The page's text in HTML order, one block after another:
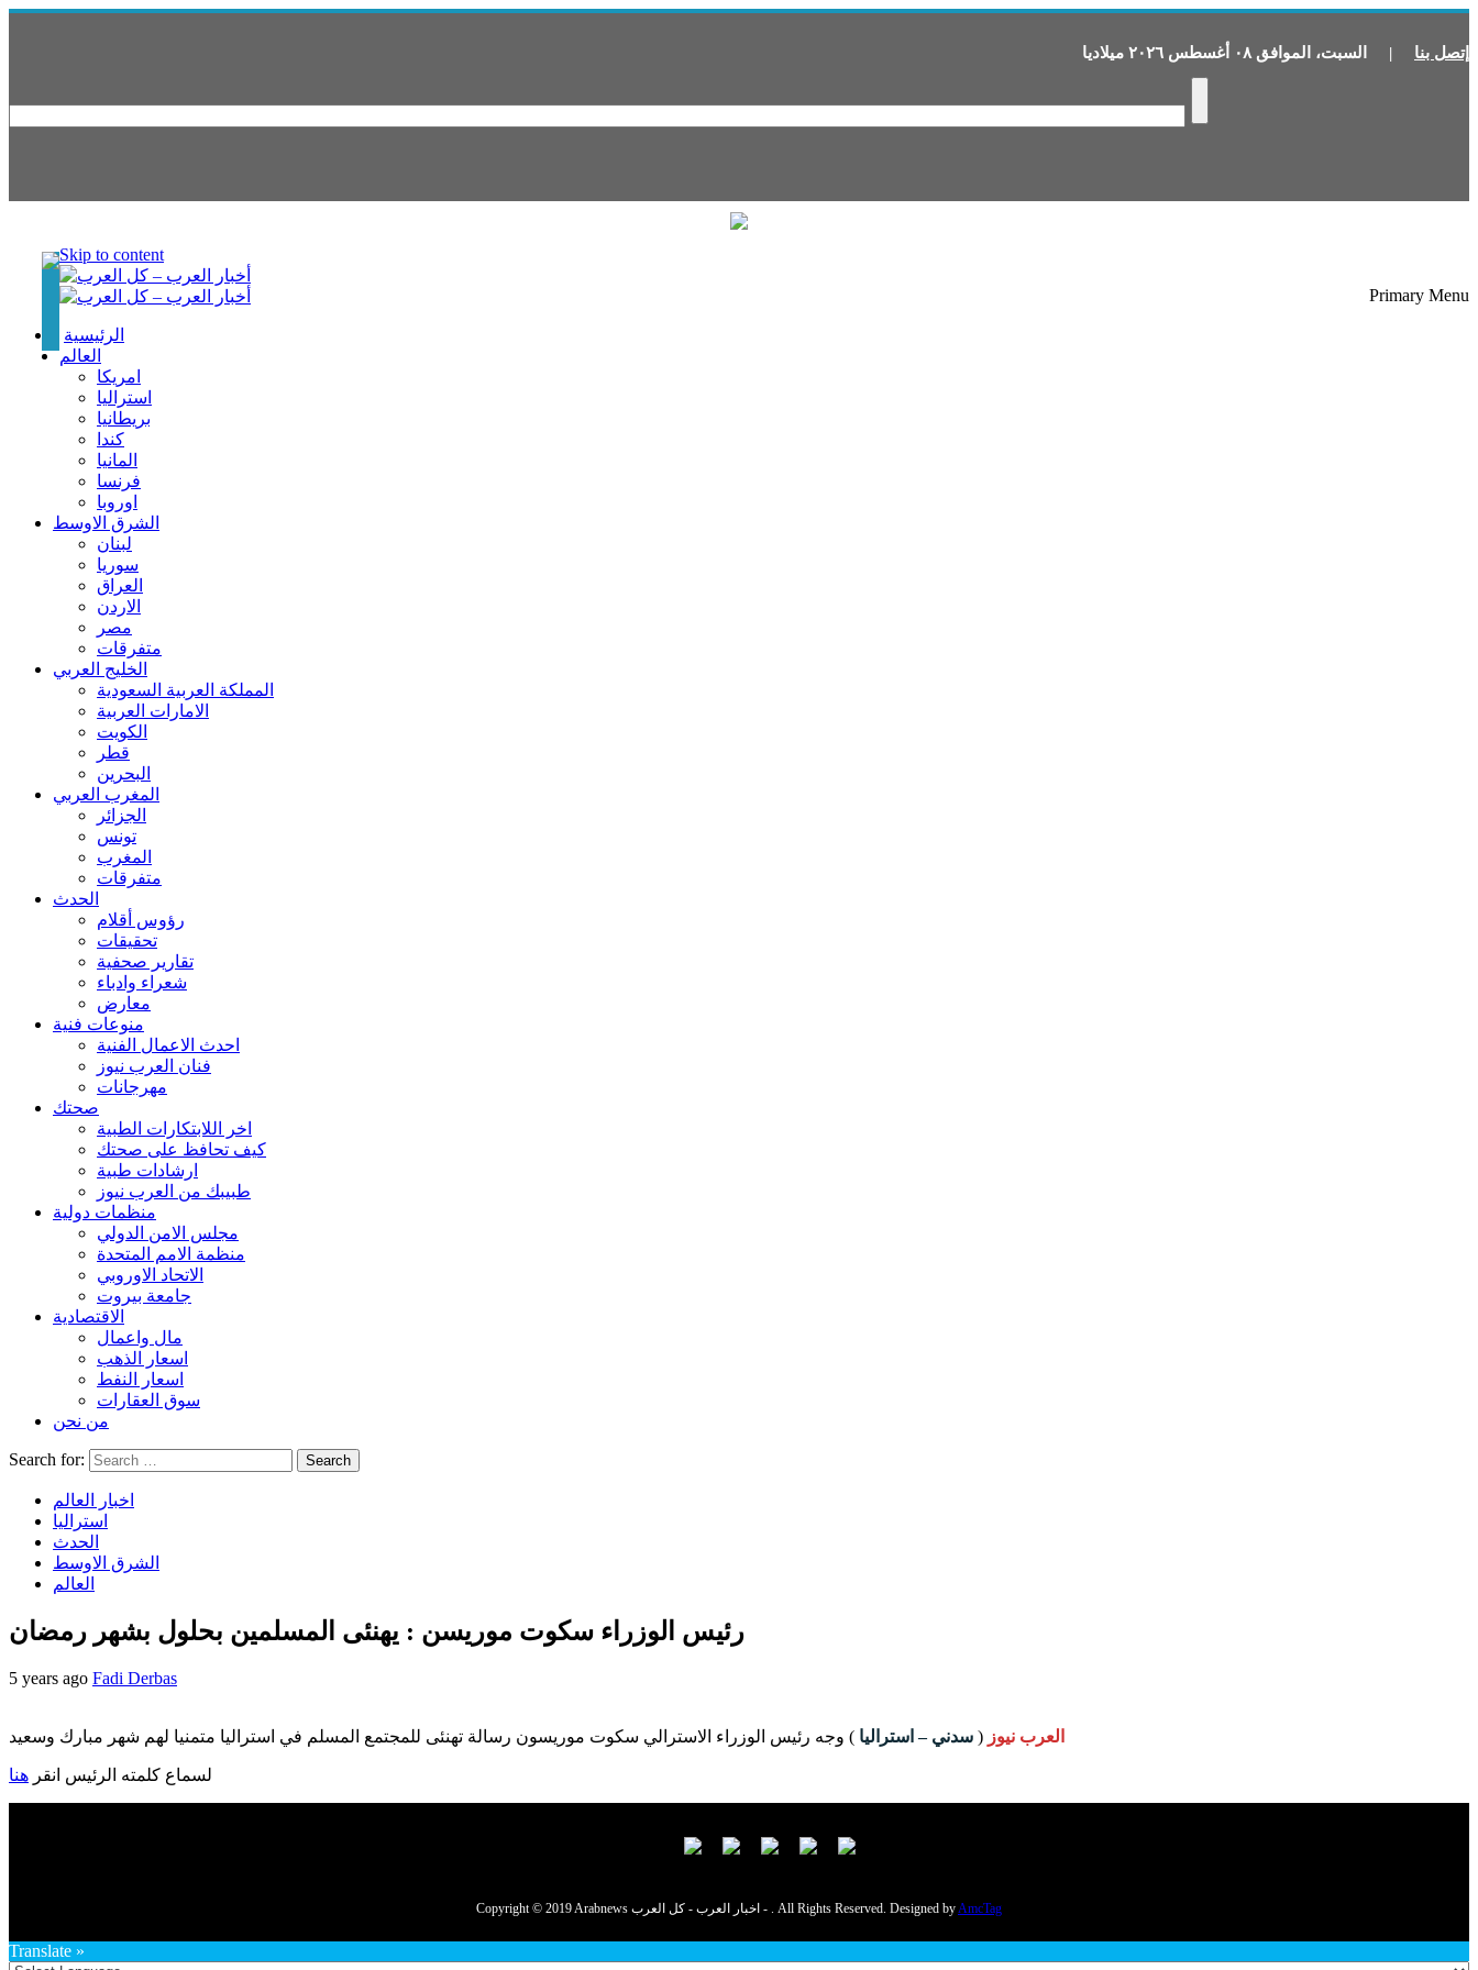
إتصل بنا | السبت، الموافق ٠٨ أغسطس ٢٠٢٦ ميلاديا
Skip to content
Primary Menu
الرئيسية
العالم
امريكا
استراليا
بريطانيا
كندا
المانيا
فرنسا
اوروبا
الشرق الاوسط
لبنان
سوريا
العراق
الاردن
مصر
متفرقات
الخليج العربي
المملكة العربية السعودية
الامارات العربية
الكويت
قطر
البحرين
المغرب العربي
الجزائر
تونس
المغرب
متفرقات
الحدث
رؤوس أقلام
تحقيقات
تقارير صحفية
شعراء وادباء
معارض
منوعات فنية
احدث الاعمال الفنية
فنان العرب نيوز
مهرجانات
صحتك
اخر اللابتكارات الطبية
كيف تحافظ على صحتك
ارشادات طبية
طبيبك من العرب نيوز
منظمات دولية
مجلس الامن الدولي
منظمة الامم المتحدة
الاتحاد الاوروبي
جامعة بيروت
الاقتصادية
مال واعمال
اسعار الذهب
اسعار النفط
سوق العقارات
من نحن
Search for:
اخبار العالم
استراليا
الحدث
الشرق الاوسط
العالم
رئيس الوزراء سكوت موريسن : يهنئى المسلمين بحلول بشهر رمضان
5 years ago Fadi Derbas
العرب نيوز ( سدني – استراليا ) وجه رئيس الوزراء الاسترالي سكوت موريسون رسالة تهنئى للمجتمع المسلم في استراليا متمنيا لهم شهر مبارك وسعيد
لسماع كلمته الرئيس انقر هنا
Copyright © 2019 Arabnews اخبار العرب - كل العرب - . All Rights Reserved. Designed byAmcTag
Translate »